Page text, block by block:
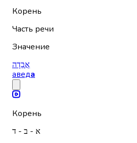
Корень
Часть речи
Значение
אֲבֵדָה
аведа
Корень
א - ב - ד